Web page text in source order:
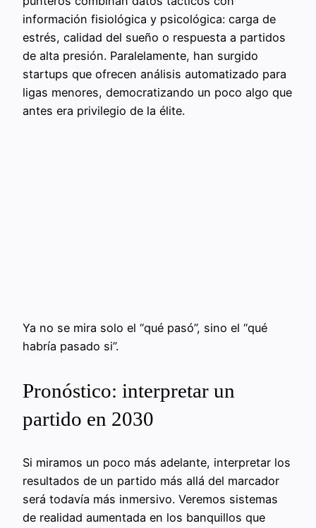
información fisiológica y psicológica: carga de
estrés, calidad del sueño o respuesta a partidos
de alta presión. Paralelamente, han surgido
startups que ofrecen análisis automatizado para
ligas menores, democratizando un poco algo que
antes era privilegio de la élite.
Ya no se mira solo el “qué pasó”, sino el “qué
habría pasado si”.
Pronóstico: interpretar un
partido en 2030
Si miramos un poco más adelante, interpretar los
resultados de un partido más allá del marcador
será todavía más inmersivo. Veremos sistemas
de realidad aumentada en los banquillos que